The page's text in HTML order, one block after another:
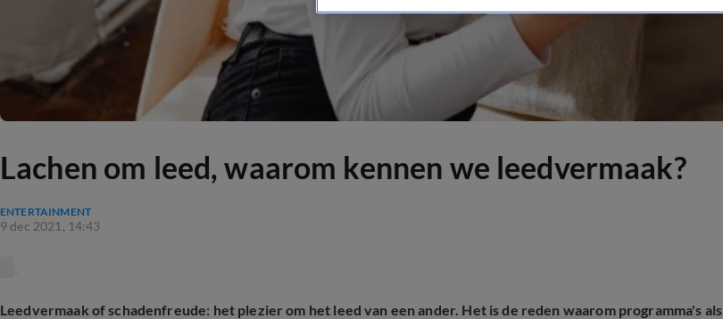
Lachen om leed, waarom kennen we leedvermaak?
ENTERTAINMENT
9 dec 2021, 14:43
Leedvermaak of schadenfreude: het plezier om het leed van een ander. Het is de reden waarom programma's als